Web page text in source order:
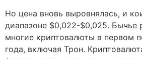
Но цена вновь выровнялась, и
диапазоне $0,022-$0,025. Бычье
многие криптовалюты в первом
года, включая Трон.